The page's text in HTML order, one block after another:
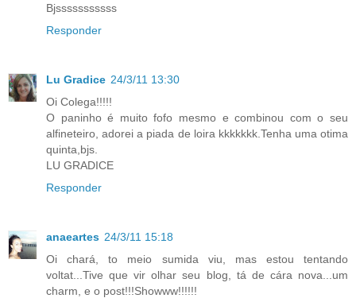
Bjsssssssssss
Responder
Lu Gradice 24/3/11 13:30
Oi Colega!!!!!
O paninho é muito fofo mesmo e combinou com o seu
alfineteiro, adorei a piada de loira kkkkkkk.Tenha uma otima
quinta,bjs.
LU GRADICE
Responder
anaeartes 24/3/11 15:18
Oi chará, to meio sumida viu, mas estou tentando
voltat...Tive que vir olhar seu blog, tá de cára nova...um
charm, e o post!!!Showww!!!!!!